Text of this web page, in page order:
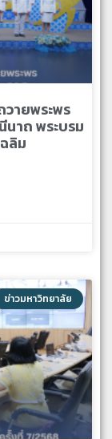
ายพระพร
นาถ พระบรม
ลิม
ข่าวมหาวิทยาลัย